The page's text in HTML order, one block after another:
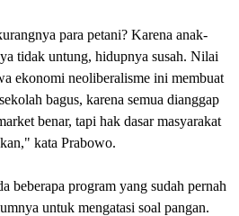
para petani? Karena anak-
tidak untung, hidupnya susah. Nilai
ekonomi neoliberalisme ini membuat
bagus, karena semua dianggap
benar, tapi hak dasar masyarakat
kata Prabowo.
beberapa program yang sudah pernah
untuk mengatasi soal pangan.